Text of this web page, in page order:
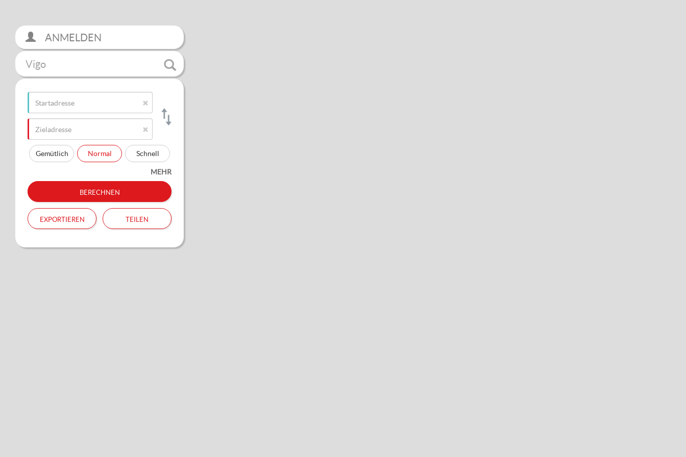
ANMELDEN
Vigo
Gemütlich Normal Schnell
MEHR
berechnen
exportieren teilen